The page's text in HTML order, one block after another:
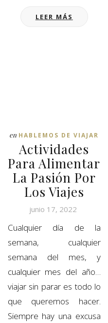
LEER MÁS
en HABLEMOS DE VIAJAR
Actividades
Para Alimentar
La Pasión Por
Los Viajes
junio 17, 2022
Cualquier día de la
semana, cualquier
semana del mes, y
cualquier mes del año…
viajar sin parar es todo lo
que queremos hacer.
Siempre hay una excusa